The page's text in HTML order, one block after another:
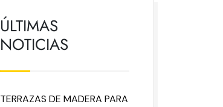
ÚLTIMAS
NOTICIAS
TERRAZAS DE MADERA PARA